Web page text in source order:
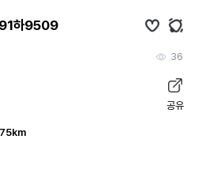
하9509
36
공유